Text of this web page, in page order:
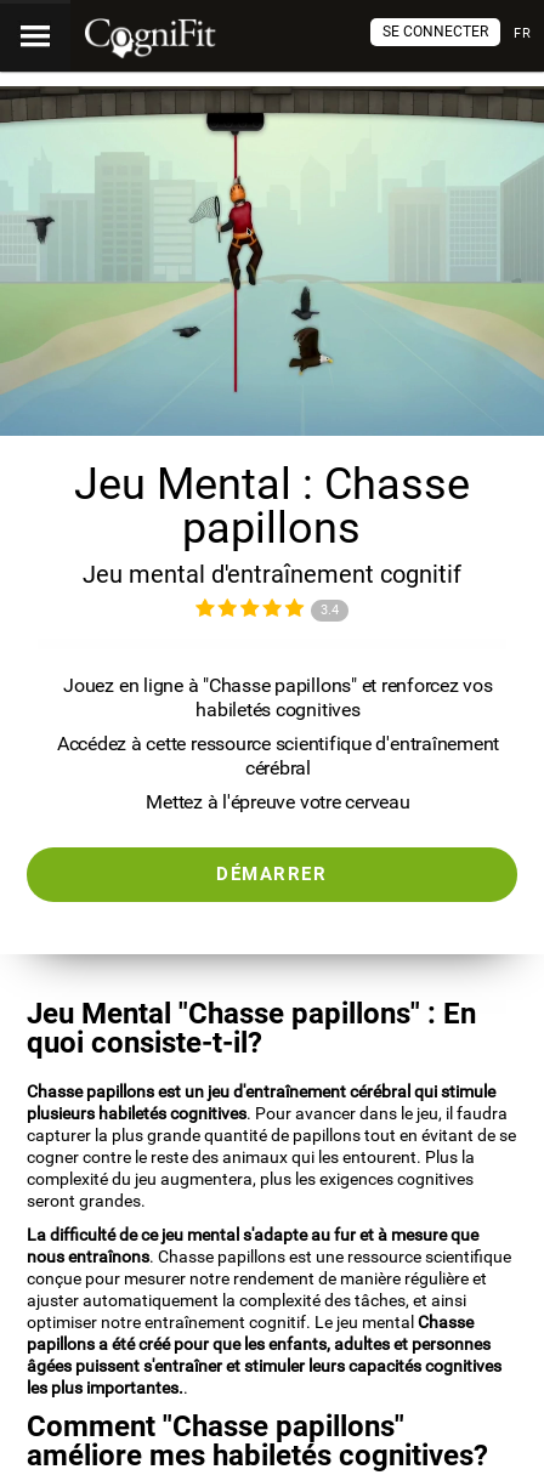
FR
SE CONNECTER
Jeu Mental : Chasse
papillons
Jeu mental d'entraînement cognitif
3.4
Jouez en ligne à "Chasse papillons" et renforcez vos
habiletés cognitives
Accédez à cette ressource scientifique d'entraînement
cérébral
Mettez à l'épreuve votre cerveau
DÉMARRER
Jeu Mental "Chasse papillons" : En
quoi consiste-t-il?
Chasse papillons est un jeu d'entraînement cérébral qui stimule
plusieurs habiletés cognitives. Pour avancer dans le jeu, il faudra
capturer la plus grande quantité de papillons tout en évitant de se
cogner contre le reste des animaux qui les entourent. Plus la
complexité du jeu augmentera, plus les exigences cognitives
seront grandes.
La difficulté de ce jeu mental s'adapte au fur et à mesure que
nous entraînons. Chasse papillons est une ressource scientifique
conçue pour mesurer notre rendement de manière régulière et
ajuster automatiquement la complexité des tâches, et ainsi
optimiser notre entraînement cognitif. Le jeu mentalChasse
papillons a été créé pour que les enfants, adultes et personnes
âgées puissent s'entraîner et stimuler leurs capacités cognitives
les plus importantes..
Comment "Chasse papillons"
améliore mes habiletés cognitives?